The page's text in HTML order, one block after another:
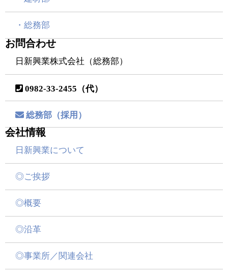
・総務部
お問合わせ
日新興業株式会社（総務部）
0982-33-2455（代）
総務部（採用）
会社情報
日新興業について
◎ご挨拶
◎概要
◎沿革
◎事業所／関連会社